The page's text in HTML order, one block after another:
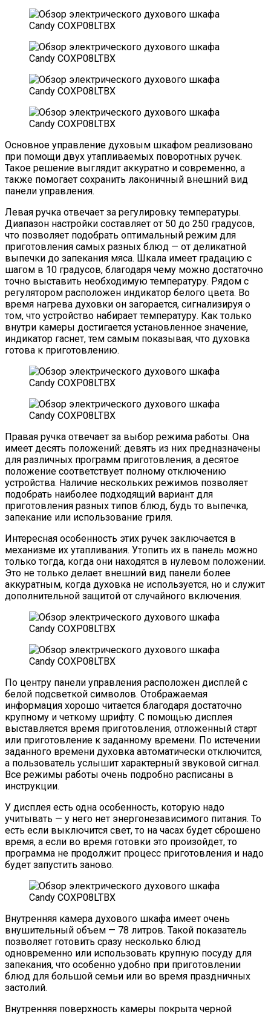
Основное управление духовым шкафом реализовано
при помощи двух утапливаемых поворотных ручек.
Такое решение выглядит аккуратно и современно, а
также помогает сохранить лаконичный внешний вид
панели управления.
Левая ручка отвечает за регулировку температуры.
Диапазон настройки составляет от 50 до 250 градусов,
что позволяет подобрать оптимальный режим для
приготовления самых разных блюд — от деликатной
выпечки до запекания мяса. Шкала имеет градацию с
шагом в 10 градусов, благодаря чему можно достаточно
точно выставить необходимую температуру. Рядом с
регулятором расположен индикатор белого цвета. Во
время нагрева духовки он загорается, сигнализируя о
том, что устройство набирает температуру. Как только
внутри камеры достигается установленное значение,
индикатор гаснет, тем самым показывая, что духовка
готова к приготовлению.
Правая ручка отвечает за выбор режима работы. Она
имеет десять положений: девять из них предназначены
для различных программ приготовления, а десятое
положение соответствует полному отключению
устройства. Наличие нескольких режимов позволяет
подобрать наиболее подходящий вариант для
приготовления разных типов блюд, будь то выпечка,
запекание или использование гриля.
Интересная особенность этих ручек заключается в
механизме их утапливания. Утопить их в панель можно
только тогда, когда они находятся в нулевом положении.
Это не только делает внешний вид панели более
аккуратным, когда духовка не используется, но и служит
дополнительной защитой от случайного включения.
По центру панели управления расположен дисплей с
белой подсветкой символов. Отображаемая
информация хорошо читается благодаря достаточно
крупному и четкому шрифту. С помощью дисплея
выставляется время приготовления, отложенный старт
или приготовление к заданному времени. По истечении
заданного времени духовка автоматически отключится,
а пользователь услышит характерный звуковой сигнал.
Все режимы работы очень подробно расписаны в
инструкции.
У дисплея есть одна особенность, которую надо
учитывать — у него нет энергонезависимого питания. То
есть если выключится свет, то на часах будет сброшено
время, а если во время готовки это произойдет, то
программа не продолжит процесс приготовления и надо
будет запустить заново.
Внутренняя камера духового шкафа имеет очень
внушительный объем — 78 литров. Такой показатель
позволяет готовить сразу несколько блюд
одновременно или использовать крупную посуду для
запекания, что особенно удобно при приготовлении
блюд для большой семьи или во время праздничных
застолий.
Внутренняя поверхность камеры покрыта черной